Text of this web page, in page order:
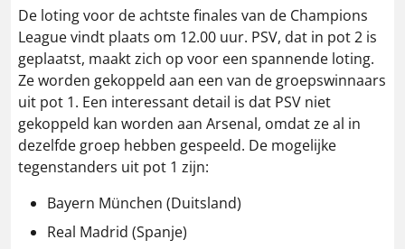
De loting voor de achtste finales van de Champions
League vindt plaats om 12.00 uur. PSV, dat in pot 2 is
geplaatst, maakt zich op voor een spannende loting.
Ze worden gekoppeld aan een van de groepswinnaars
uit pot 1. Een interessant detail is dat PSV niet
gekoppeld kan worden aan Arsenal, omdat ze al in
dezelfde groep hebben gespeeld. De mogelijke
tegenstanders uit pot 1 zijn:
Bayern München (Duitsland)
Real Madrid (Spanje)